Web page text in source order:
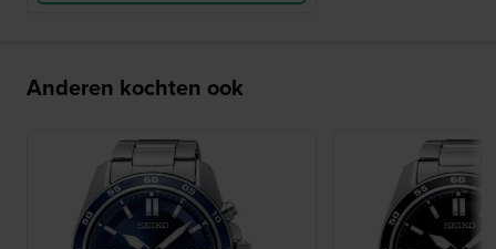
Anderen kochten ook